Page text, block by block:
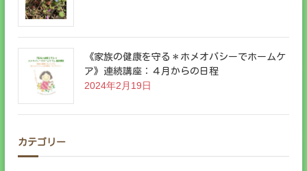
《家族の健康を守る＊ホメオパシーでホームケ
ア》連続講座：４月からの日程
2024年2月19日
カテゴリー